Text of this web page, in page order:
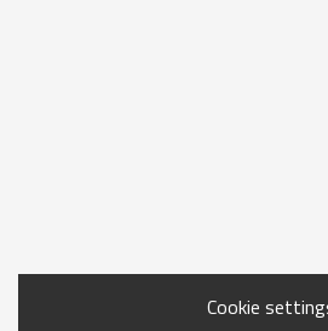
Cookie